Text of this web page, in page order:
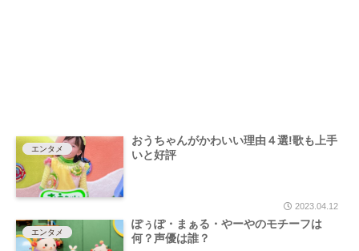
エンタメ
おうちゃんがかわいい理由４選!歌も上手
いと好評
2023.04.12
エンタメ
ぽぅぽ・まぁる・やーやのモチーフは
何？声優は誰？